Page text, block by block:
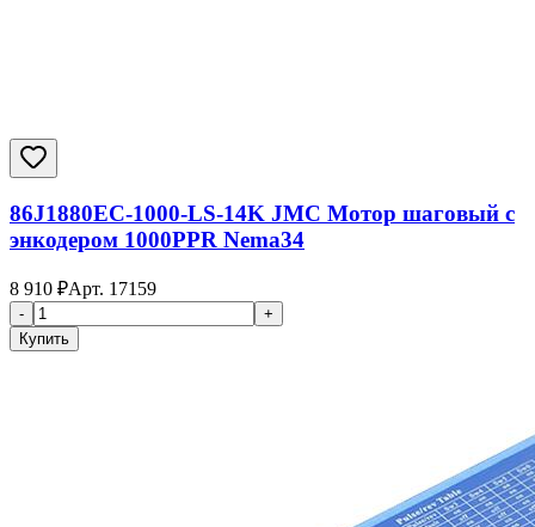
86J1880EC-1000-LS-14K JMC Мотор шаговый с
энкодером 1000PPR Nema34
8 910 ₽Арт. 17159
-
+
Купить